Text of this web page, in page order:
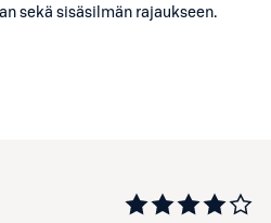
sekä sisäsilmän rajaukseen.